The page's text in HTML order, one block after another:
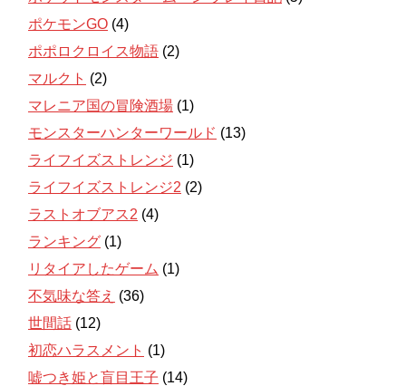
ポケモンGO (4)
ポポロクロイス物語 (2)
マルクト (2)
マレニア国の冒険酒場 (1)
モンスターハンターワールド (13)
ライフイズストレンジ (1)
ライフイズストレンジ2 (2)
ラストオブアス2 (4)
ランキング (1)
リタイアしたゲーム (1)
不気味な答え (36)
世間話 (12)
初恋ハラスメント (1)
嘘つき姫と盲目王子 (14)